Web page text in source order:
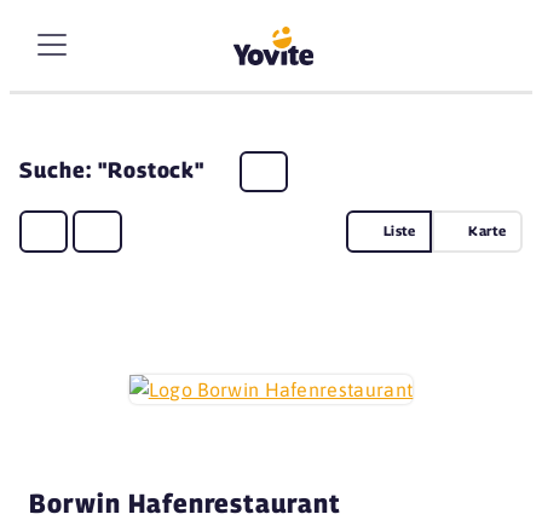
Suche: "Rostock"
Liste Karte
Borwin Hafenrestaurant